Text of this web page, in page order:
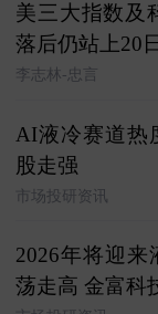
美三大指数及
落后仍站上20
李志林-忠言
AI液冷赛道热
股走强
市场投研资讯
2026年将迎
荡走高 金富科